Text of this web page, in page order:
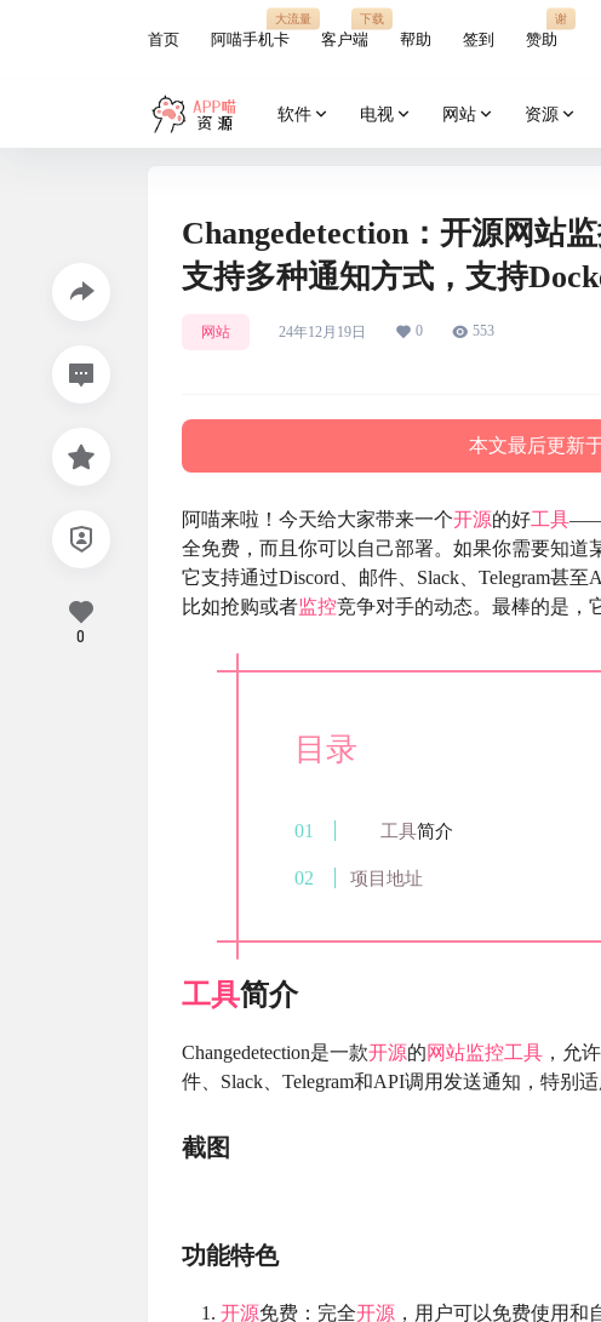
首页 阿喵手机卡
大流量
客户端
下载
帮助 签到 赞助
谢
软件 电视 网站 资源
Changedetection：开源网站
支持多种通知方式，支持
网站 24年12月19日 0 553
本文最后更新
阿喵来啦！今天给大家带来一个开源的好工具
全免费，而且你可以自己部署。如果你需要知道
它支持通过Discord、邮件、Slack、Telegram甚
比如抢购或者监控竞争对手的动态。最棒的是，
目录
工具简介
项目地址
工具简介
Changedetection是一款开源的网站监控工具 ，允
件、Slack、Telegram和API调用发送通知，特别
截图
功能特色
开源免费：完全开源 ，用户可以免费使用和
0